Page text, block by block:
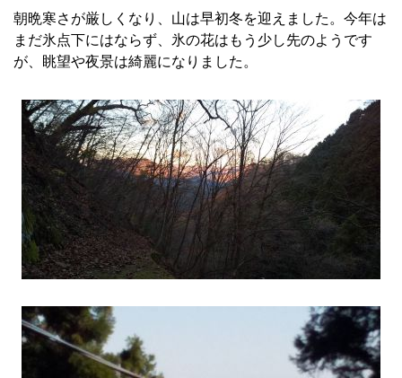
朝晩寒さが厳しくなり、山は早初冬を迎えました。今年は
まだ氷点下にはならず、氷の花はもう少し先のようです
が、眺望や夜景は綺麗になりました。